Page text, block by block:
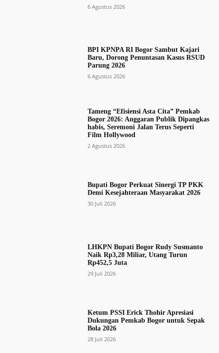
6 Agustus 2026
BPI KPNPA RI Bogor Sambut Kajari
Baru, Dorong Penuntasan Kasus RSUD
Parung 2026
6 Agustus 2026
Tameng “Efisiensi Asta Cita” Pemkab
Bogor 2026: Anggaran Publik Dipangkas
habis, Seremoni Jalan Terus Seperti
Film Hollywood
2 Agustus 2026
Bupati Bogor Perkuat Sinergi TP PKK
Demi Kesejahteraan Masyarakat 2026
30 Juli 2026
LHKPN Bupati Bogor Rudy Susmanto
Naik Rp3,28 Miliar, Utang Turun
Rp452,5 Juta
29 Juli 2026
Ketum PSSI Erick Thohir Apresiasi
Dukungan Pemkab Bogor untuk Sepak
Bola 2026
28 Juli 2026